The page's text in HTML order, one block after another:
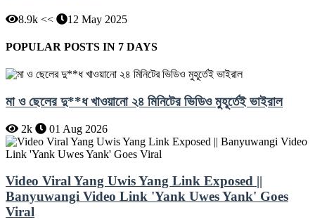
8.9k << 12 May 2025
POPULAR POSTS IN 7 DAYS
মা ও ছেলের দু**ধ খাওয়ানো ২৪ মিনিটের ভিডিও মুহূর্তেই ভাইরাল
2k 01 Aug 2026
Video Viral Yang Uwis Yang Link Exposed ||
Banyuwangi Video Link 'Yank Uwes Yank' Goes
Viral